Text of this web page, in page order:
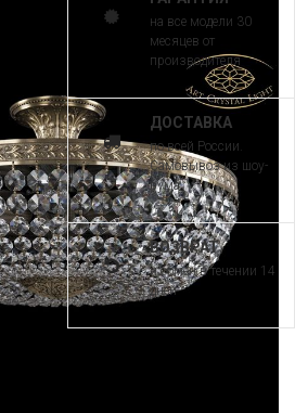
на все модели 30
месяцев от
производителя
ДОСТАВКА
по всей России.
Самовывоз из шоу-
рума
ВОЗВРАТ
и обмен в течении 14
дней